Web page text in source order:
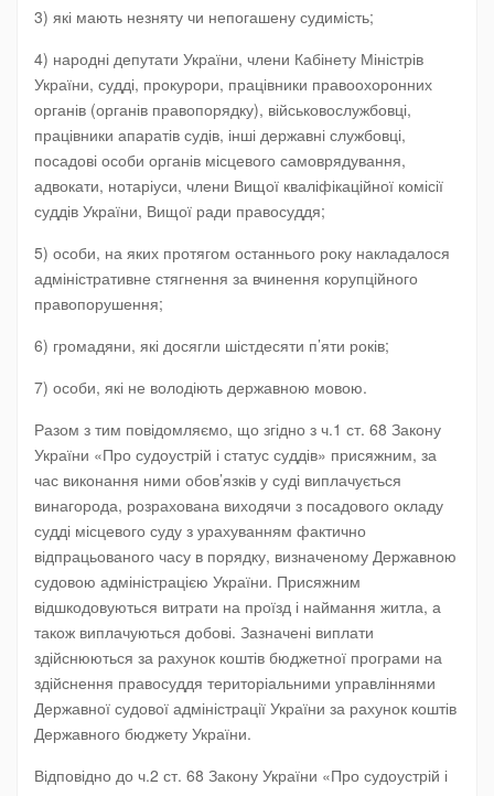
3) які мають незняту чи непогашену судимість;
4) народні депутати України, члени Кабінету Міністрів
України, судді, прокурори, працівники правоохоронних
органів (органів правопорядку), військовослужбовці,
працівники апаратів судів, інші державні службовці,
посадові особи органів місцевого самоврядування,
адвокати, нотаріуси, члени Вищої кваліфікаційної комісії
суддів України, Вищої ради правосуддя;
5) особи, на яких протягом останнього року накладалося
адміністративне стягнення за вчинення корупційного
правопорушення;
6) громадяни, які досягли шістдесяти п’яти років;
7) особи, які не володіють державною мовою.
Разом з тим повідомляємо, що згідно з ч.1 ст. 68 Закону
України «Про судоустрій і статус суддів» присяжним, за
час виконання ними обов’язків у суді виплачується
винагорода, розрахована виходячи з посадового окладу
судді місцевого суду з урахуванням фактично
відпрацьованого часу в порядку, визначеному Державною
судовою адміністрацією України. Присяжним
відшкодовуються витрати на проїзд і наймання житла, а
також виплачуються добові. Зазначені виплати
здійснюються за рахунок коштів бюджетної програми на
здійснення правосуддя територіальними управліннями
Державної судової адміністрації України за рахунок коштів
Державного бюджету України.
Відповідно до ч.2 ст. 68 Закону України «Про судоустрій і